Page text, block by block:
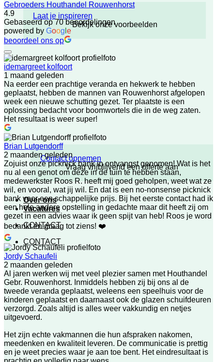
Laat je inspireren
Bekijk onze voorbeelden
Contact opnemen
Vraag vrijblijvend een offerte aan
Over ons
Vacatures
CONTACT
CONTACT
Gebroeders Houthandel Rouwenhorst
4.9
Gebaseerd op 70 beoordelingen
powered by Goog e
beoordeel ons op
idemargreet kolfoort
1 maand geleden
Na eerder een prachtige veranda en hekwerk te hebben
geplaatst, hebben de mannen van Rouwenhorst afgelopen
week een nieuwe schutting gezet. Ter plaatste is een
oplossing bedacht voor boomwortels die in de weg zaten.
Het resultaat is weer super!
Brian Lutgendorff
2 maanden geleden
Zojuist onze picknick bank in ontvangst genomen! Wat is het
nu al een genot om deze in de tuin te hebben staan,
medewerkster Roos R. heeft mij goed geholpen, weet wat ze
wil, en vooral, wat jij wil. En dat is een no-nonsense picknick
bank voor een schappelijke prijs. Bij het eerste contact had ik
een hele andere opstelling in gedachte maar dit heeft zij om
gezet in een advies waar ik geen spijt van heb! Roos je word
bedankt en graag tot ziens! ❤️
Jordy Schaufeli
2 maanden geleden
Al jaren werken wij met veel plezier samen met Houthandel
Gebr. Rouwenhorst. Inmiddels hebben zij bij ons al de
tweede veranda geplaatst, weleens een speelhuis voor de
kinderen geplaatst en daarnaast ook de glazen schuifdeuren
verzorgd. Zoals altijd is alles weer vakkundig en netjes
uitgevoerd.
Het zijn echte vakmannen die hun afspraken nakomen,
meedenken en kwaliteit leveren. De communicatie is prettig
en je weet precies waar je aan toe bent. Het eindresultaat is